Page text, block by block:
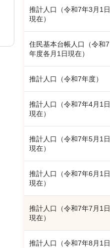
推計人口（令和7年3月1日
現在）
住民基本台帳人口（令和7
年度各月1日現在）
推計人口（令和7年度）
推計人口（令和7年4月1日
現在）
推計人口（令和7年5月1日
現在）
推計人口（令和7年6月1日
現在）
推計人口（令和7年7月1日
現在）
推計人口（令和7年8月1日